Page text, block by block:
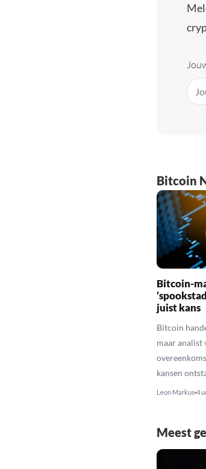
Bitcoin
Bitcoin-
juist kans
Bitcoin
maar analist
kansen
Leon Markus 4
Meest